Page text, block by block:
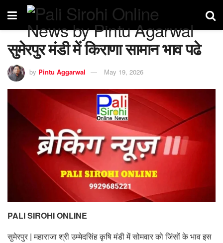
सुमेरपुर मंडी में किराणा सामान भाव पढे
by Pintu Aggarwal May 19, 2026
PALI SIROHI ONLINE
सुमेरपुर | महाराजा श्री उम्मेदसिंह कृषि मंडी में सोमवार को जिंसों के भाव इस